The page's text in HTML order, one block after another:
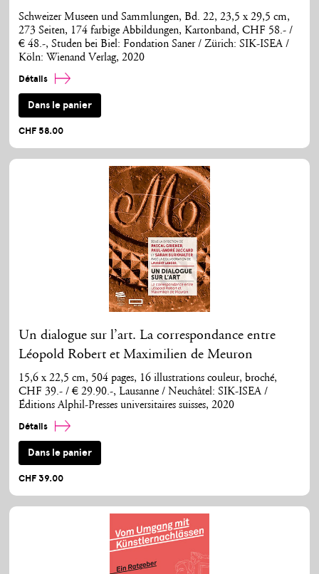
Schweizer Museen und Sammlungen, Bd. 22, 23,5 x 29,5 cm,
273 Seiten, 174 farbige Abbildungen, Kartonband, CHF 58.- /
€ 48.-, Studen bei Biel: Fondation Saner / Zürich: SIK-ISEA /
Köln: Wienand Verlag, 2020
Détails
Dans le panier
CHF 58.00
Un dialogue sur l’art. La correspondance entre
Léopold Robert et Maximilien de Meuron
15,6 x 22,5 cm, 504 pages, 16 illustrations couleur, broché,
CHF 39.- / € 29.90.-, Lausanne / Neuchâtel: SIK-ISEA /
Éditions Alphil-Presses universitaires suisses, 2020
Détails
Dans le panier
CHF 39.00